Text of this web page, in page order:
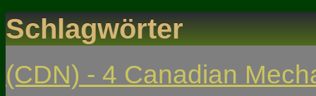
Schlagwörter
(CDN) - 4 Canadian